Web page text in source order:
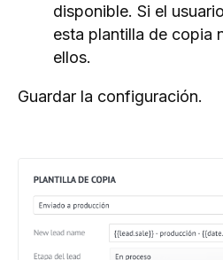
disponible. Si el
esta plantilla de copia
ellos.
Guardar la configuración.